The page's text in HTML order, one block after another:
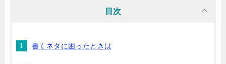
目次
書くネタに困ったときは